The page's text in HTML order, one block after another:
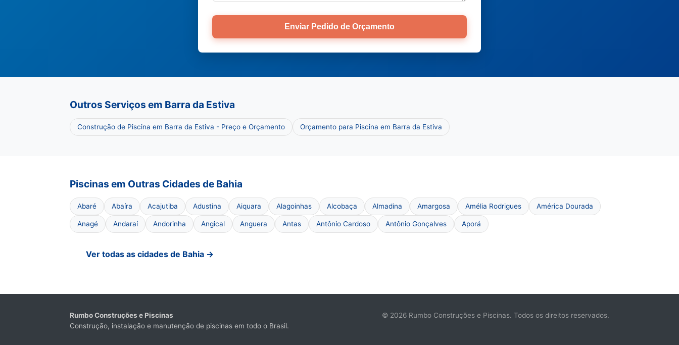
Enviar Pedido de Orçamento
Outros Serviços em Barra da Estiva
Construção de Piscina em Barra da Estiva - Preço e Orçamento Orçamento para Piscina em Barra da Estiva
Piscinas em Outras Cidades de Bahia
Abaré Abaíra Acajutiba Adustina Aiquara Alagoinhas Alcobaça Almadina Amargosa Amélia Rodrigues América Dourada
Anagé Andaraí Andorinha Angical Anguera Antas Antônio Cardoso Antônio Gonçalves Aporá
Ver todas as cidades de Bahia →
Rumbo Construções e Piscinas
Construção, instalação e manutenção de piscinas em todo o Brasil.
© 2026 Rumbo Construções e Piscinas. Todos os direitos reservados.